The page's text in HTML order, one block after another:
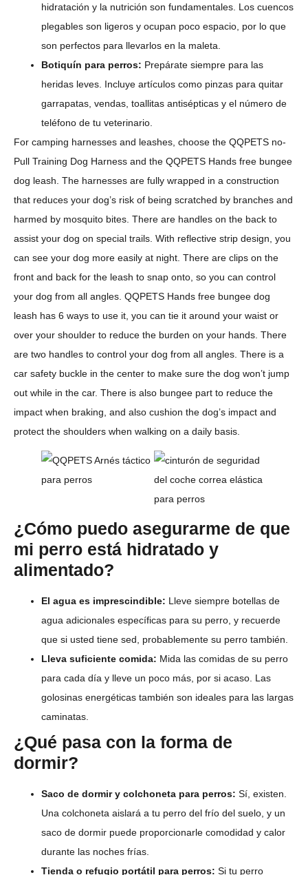
hidratación y la nutrición son fundamentales. Los cuencos
plegables son ligeros y ocupan poco espacio, por lo que
son perfectos para llevarlos en la maleta.
Botiquín para perros: Prepárate siempre para las
heridas leves. Incluye artículos como pinzas para quitar
garrapatas, vendas, toallitas antisépticas y el número de
teléfono de tu veterinario.
For camping harnesses and leashes, choose the QQPETS no-
Pull Training Dog Harness and the QQPETS Hands free bungee
dog leash. The harnesses are fully wrapped in a construction
that reduces your dog’s risk of being scratched by branches and
harmed by mosquito bites. There are handles on the back to
assist your dog on special trails. With reflective strip design, you
can see your dog more easily at night. There are clips on the
front and back for the leash to snap onto, so you can control
your dog from all angles. QQPETS Hands free bungee dog
leash has 6 ways to use it, you can tie it around your waist or
over your shoulder to reduce the burden on your hands. There
are two handles to control your dog from all angles. There is a
car safety buckle in the center to make sure the dog won’t jump
out while in the car. There is also bungee part to reduce the
impact when braking, and also cushion the dog’s impact and
protect the shoulders when walking on a daily basis.
¿Cómo puedo asegurarme de que
mi perro está hidratado y
alimentado?
El agua es imprescindible: Lleve siempre botellas de
agua adicionales específicas para su perro, y recuerde
que si usted tiene sed, probablemente su perro también.
Lleva suficiente comida: Mida las comidas de su perro
para cada día y lleve un poco más, por si acaso. Las
golosinas energéticas también son ideales para las largas
caminatas.
¿Qué pasa con la forma de
dormir?
Saco de dormir y colchoneta para perros: Sí, existen.
Una colchoneta aislará a tu perro del frío del suelo, y un
saco de dormir puede proporcionarle comodidad y calor
durante las noches frías.
Tienda o refugio portátil para perros: Si tu perro